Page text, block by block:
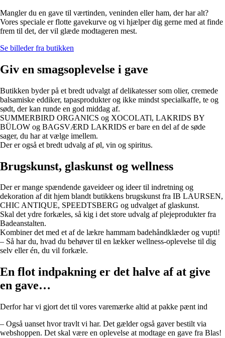
Mangler du en gave til værtinden, veninden eller ham, der har alt?
Vores speciale er flotte gavekurve og vi hjælper dig gerne med at finde
frem til det, der vil glæde modtageren mest.
Se billeder fra butikken
Giv en smagsoplevelse i gave
Butikken byder på et bredt udvalgt af delikatesser som olier, cremede
balsamiske eddiker, tapasprodukter og ikke mindst specialkaffe, te og
sødt, der kan runde en god middag af.
SUMMERBIRD ORGANICS og XOCOLATl, LAKRIDS BY
BÜLOW og BAGSVÆRD LAKRIDS er bare en del af de søde
sager, du har at vælge imellem.
Der er også et bredt udvalg af øl, vin og spiritus.
Brugskunst, glaskunst og wellness
Der er mange spændende gaveideer og ideer til indretning og
dekoration af dit hjem blandt butikkens brugskunst fra IB LAURSEN,
CHIC ANTIQUE, SPEEDTSBERG og udvalget af glaskunst.
Skal det ydre forkæles, så kig i det store udvalg af plejeprodukter fra
Badeanstalten.
Kombiner det med et af de lækre hammam badehåndklæder og vupti!
– Så har du, hvad du behøver til en lækker wellness-oplevelse til dig
selv eller én, du vil forkæle.
En flot indpakning er det halve af at give
en gave…
Derfor har vi gjort det til vores varemærke altid at pakke pænt ind
– Også uanset hvor travlt vi har. Det gælder også gaver bestilt via
webshoppen. Det skal være en oplevelse at modtage en gave fra Blas!